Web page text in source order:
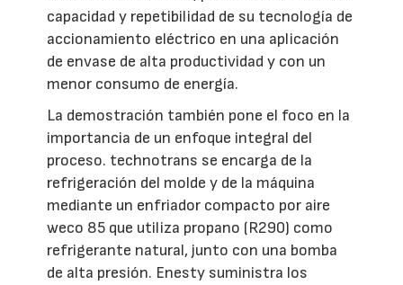
capacidad y repetibilidad de su tecnología de
accionamiento eléctrico en una aplicación
de envase de alta productividad y con un
menor consumo de energía.
La demostración también pone el foco en la
importancia de un enfoque integral del
proceso. technotrans se encarga de la
refrigeración del molde y de la máquina
mediante un enfriador compacto por aire
weco 85 que utiliza propano (R290) como
refrigerante natural, junto con una bomba
de alta presión. Enesty suministra los